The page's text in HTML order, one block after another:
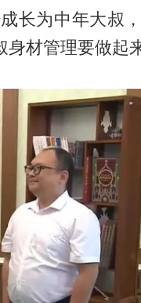
长为中年大叔
材管理要做起